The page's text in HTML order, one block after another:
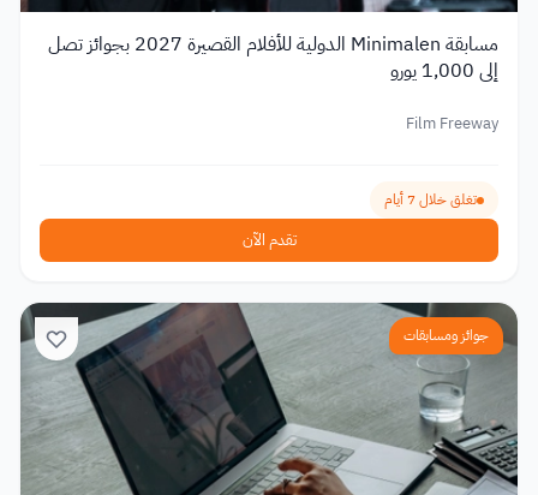
مسابقة Minimalen الدولية للأفلام القصيرة 2027 بجوائز تصل
إلى 1,000 يورو
Film Freeway
تغلق خلال 7 أيام
تقدم الآن
جوائز ومسابقات